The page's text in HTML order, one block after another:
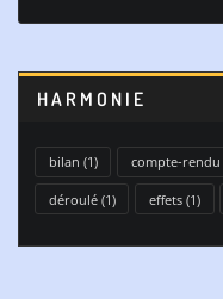
HARMONIE
bilan (1) compte-rendu
déroulé(1) effets(1)